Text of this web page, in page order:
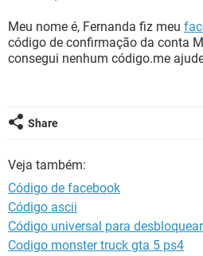
INSTAGRAM
GUIA DE COMPRAS
OUTLOOK
INSTAGRAM
Meu nome é, Fernanda fiz meu
código de confirmação da conta
consegui nenhum código.me
Share
Veja também:
Código de facebook
Código ascii
Código universal para
Codigo monster truck gta 5 ps4